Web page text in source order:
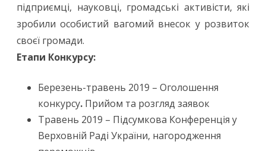
підприємці, науковці, громадські активісти, які
зробили особистий вагомий внесок у розвиток
своєї громади.
Етапи Конкурсу:
Березень-травень 2019 – Оголошення
конкурсу. Прийом та розгляд заявок
Травень 2019 – Підсумкова Конференція у
Верховній Раді України, нагородження